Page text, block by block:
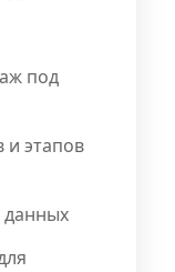
под
и этапов
данных